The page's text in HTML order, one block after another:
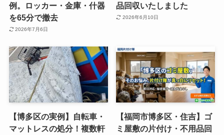
例。ロッカー・金庫・什器
を65分で撤去
2026年7月6日
品回収いたしました
2026年6月10日
【博多区の実例】自転車・
マットレスの処分！複数軒
【福岡市博多区・住吉】ゴ
ミ屋敷の片付け・不用品回